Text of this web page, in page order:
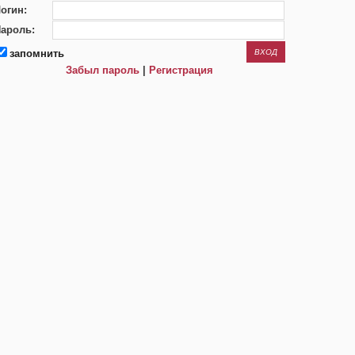
запомнить
Забыл пароль
Регистрация